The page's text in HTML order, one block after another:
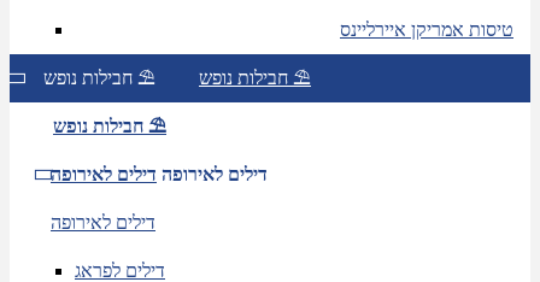
טיסות אמריקן איירליינס
חבילות נופש ⛱ חבילות נופש ⛱
חבילות נופש ⛱
דילים לאירופה דילים לאירופה
דילים לאירופה
דילים לפראג